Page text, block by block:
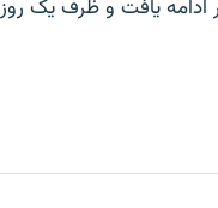
ادامه یافت و ظرف یک روز